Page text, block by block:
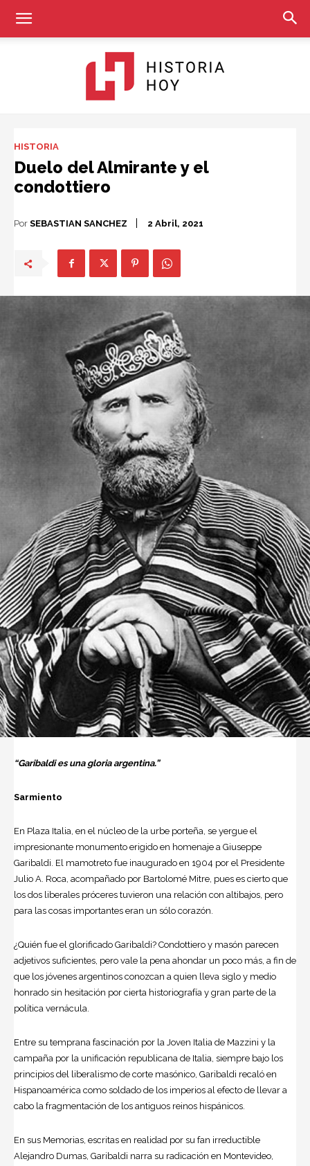
HISTORIA
Duelo del Almirante y el
condottiero
Por SEBASTIAN SANCHEZ 2 Abril, 2021
“Garibaldi es una gloria argentina.”
Sarmiento
En Plaza Italia, en el núcleo de la urbe porteña, se yergue el
impresionante monumento erigido en homenaje a Giuseppe
Garibaldi. El mamotreto fue inaugurado en 1904 por el Presidente
Julio A. Roca, acompañado por Bartolomé Mitre, pues es cierto que
los dos liberales próceres tuvieron una relación con altibajos, pero
para las cosas importantes eran un sólo corazón.
¿Quién fue el glorificado Garibaldi? Condottiero y masón parecen
adjetivos suficientes, pero vale la pena ahondar un poco más, a fin de
que los jóvenes argentinos conozcan a quien lleva siglo y medio
honrado sin hesitación por cierta historiografía y gran parte de la
política vernácula.
Entre su temprana fascinación por la Joven Italia de Mazzini y la
campaña por la unificación republicana de Italia, siempre bajo los
principios del liberalismo de corte masónico, Garibaldi recaló en
Hispanoamérica como soldado de los imperios al efecto de llevar a
cabo la fragmentación de los antiguos reinos hispánicos.
En sus Memorias, escritas en realidad por su fan irreductible
Alejandro Dumas, Garibaldi narra su radicación en Montevideo,